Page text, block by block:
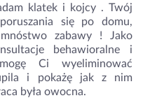
klatek i kojcy . Twój
się po domu,
zabawy ! Jako
behawioralne i
Ci wyeliminować
i pokażę jak z nim
była owocna.